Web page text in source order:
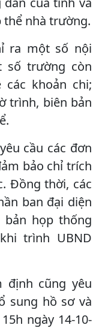
nhà trường.
ra một số nội
số trường còn
khoản chi;
trình, biên bản
cầu các đơn
bảo chỉ trích
Đồng thời, các
ban đại diện
họp thống
trình UBND
định cũng yêu
sung hồ sơ và
ngày 14-10-